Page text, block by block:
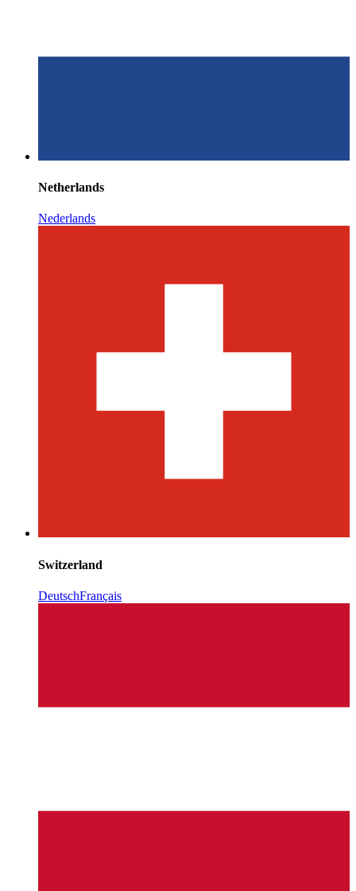
Netherlands
Nederlands
Switzerland
DeutschFrançais